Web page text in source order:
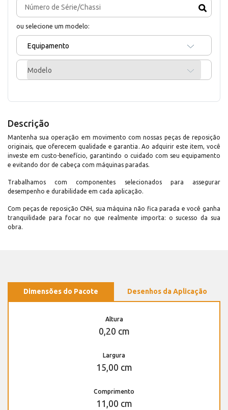
ou selecione um modelo:
Equipamento
Modelo
Descrição
Mantenha sua operação em movimento com nossas peças de reposição
originais, que oferecem qualidade e garantia. Ao adquirir este item, você
investe em custo-benefício, garantindo o cuidado com seu equipamento
e evitando dor de cabeça com máquinas paradas.
Trabalhamos com componentes selecionados para assegurar
desempenho e durabilidade em cada aplicação.
Com peças de reposição CNH, sua máquina não fica parada e você ganha
tranquilidade para focar no que realmente importa: o sucesso da sua
obra.
Dimensões do Pacote Desenhos da Aplicação
Altura
0,20 cm
Largura
15,00 cm
Comprimento
11,00 cm